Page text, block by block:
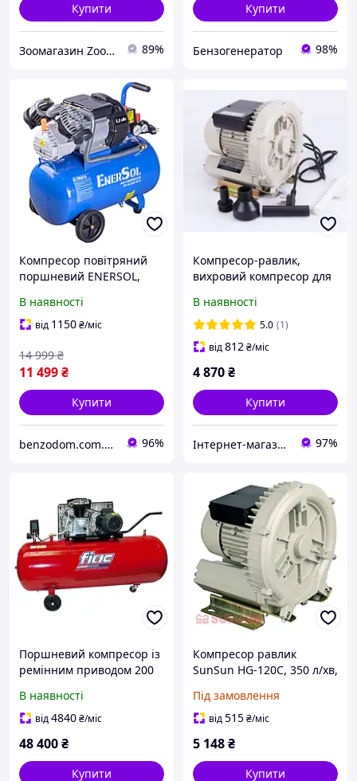
Купити
Зоомагазин Zoo-expert. Швидка відправка. 89%
Купити
Бензогенератор 98%
Компресор повітряний
поршневий ENERSOL,
потужність 2.2 кВт, тис 8
Бар, об'єм ресивера 50 л,
В наявності
від 1150₴/міс
11 499₴
14 999 ₴
Купити
benzodom.com.ua 96%
Компресор-равлик,
вихровий компресор для
рибоводства SunSun HG-
120C (350 л/хв)
В наявності
5.0 (1)
від812₴/міс
4 870₴
Купити
Інтернет-магазин акваріумістики "Катран" 97%
Поршневий компресор із
ремінним приводом 200
FIAC AB200-360-220-RED-
IT
В наявності
від4840₴/міс
48 400₴
Купити
Компресор равлик
SunSun HG-120C, 350 л/хв,
Під замовлення
від515₴/міс
5 148₴
Купити